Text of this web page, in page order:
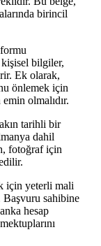
birincil
bilgiler,
Ek olarak,
önlemek için
olmalıdır.
tarihli bir
dahil
fotoğraf için
için yeterli mali
Başvuru sahibine
hesap